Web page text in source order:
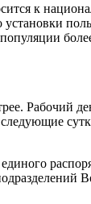
к
Рабочий
следующие